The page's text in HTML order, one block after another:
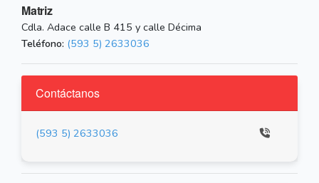
Matriz
Cdla. Adace calle B 415 y calle Décima
Teléfono: (593 5) 2633036
Contáctanos
(593 5) 2633036